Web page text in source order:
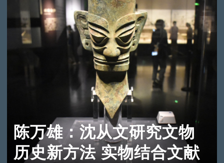
陈万雄：沈从文研究文物
历史新方法 实物结合文献